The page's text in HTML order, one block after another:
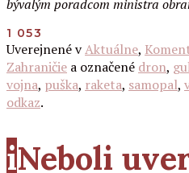
bývalým poradcom ministra
1 053
Uverejnené vAktuálne,
Zahraničie a označené dron,
vojna, puška, raketa, samopal,
odkaz.
iNeboli